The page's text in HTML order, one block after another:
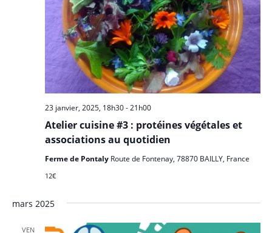
Atelier cuisine #3 : protéines végétales et
associations au quotidien
23 janvier, 2025, 18h30-21h00
Ferme de Pontaly Route de Fontenay, 78870 BAILLY, France
12€
mars 2025
VEN